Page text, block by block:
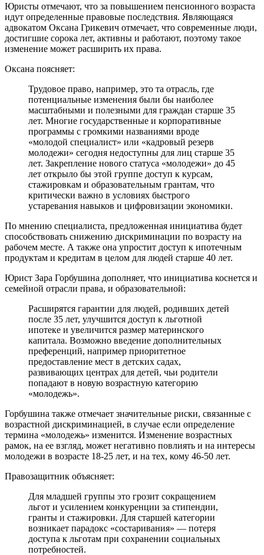
Юристы отмечают, что за повышением пенсионного возраста
идут определенные правовые последствия. Являющаяся
адвокатом Оксана Грикевич отмечает, что современные люди,
достигшие сорока лет, активны и работают, поэтому такое
изменение может расширить их права.
Оксана поясняет:
Трудовое право, например, это та отрасль, где
потенциальные изменения были бы наиболее
масштабными и полезными для граждан старше 35
лет. Многие государственные и корпоративные
программы с громкими названиями вроде
«молодой специалист» или «кадровый резерв
молодежи» сегодня недоступны для лиц старше 35
лет. Закрепление нового статуса «молодежи» до 45
лет открыло бы этой группе доступ к курсам,
стажировкам и образовательным грантам, что
критически важно в условиях быстрого
устаревания навыков и цифровизации экономики.
По мнению специалиста, предложенная инициатива будет
способствовать снижению дискриминации по возрасту на
рабочем месте. А также она упростит доступ к ипотечным
продуктам и кредитам в целом для людей старше 40 лет.
Юрист Зара Горбушина дополняет, что инициатива коснется и
семейной отрасли права, и образовательной:
Расширятся гарантии для людей, родивших детей
после 35 лет, улучшится доступ к льготной
ипотеке и увеличится размер материнского
капитала. Возможно введение дополнительных
преференций, например приоритетное
предоставление мест в детских садах,
развивающих центрах для детей, чьи родители
попадают в новую возрастную категорию
«молодежь».
Горбушина также отмечает значительные риски, связанные с
возрастной дискриминацией, в случае если определение
термина «молодежь» изменится. Изменение возрастных
рамок, на ее взгляд, может негативно повлиять и на интересы
молодежи в возрасте 18-25 лет, и на тех, кому 46-50 лет.
Правозащитник объясняет:
Для младшей группы это грозит сокращением
льгот и усилением конкуренции за стипендии,
гранты и стажировки. Для старшей категории
возникает парадокс «состаривания» — потеря
доступа к льготам при сохранении социальных
потребностей.